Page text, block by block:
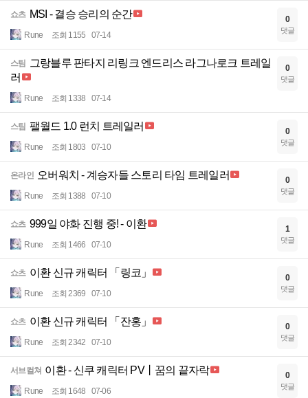
쇼츠 MSI - 결승 승리의 순간
Rune 조회 1155 07-14
0
댓글
스팀
그랑블루 판타지 리링크 엔드리스 라그나로크 트레일
러
Rune 조회 1338 07-14
0
댓글
스팀 팰월드 1.0 런치 트레일러
Rune 조회 1803 07-10
0
댓글
온라인 오버워치 - 계승자들 스토리 타임 트레일러
Rune 조회 1388 07-10
0
댓글
쇼츠 999일 야화 진행 중! - 이환
Rune 조회 1466 07-10
1
댓글
쇼츠 이환 신규 캐릭터 「링코」
Rune 조회 2369 07-10
0
댓글
쇼츠 이환 신규 캐릭터 「잔홍」
Rune 조회 2342 07-10
0
댓글
서브컬쳐 이환 - 신쿠 캐릭터 PV丨꿈의 끝자락
Rune 조회 1648 07-06
0
댓글